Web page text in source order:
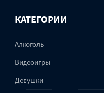
КАТЕГОРИИ
Алкоголь
Видеоигры
Девушки